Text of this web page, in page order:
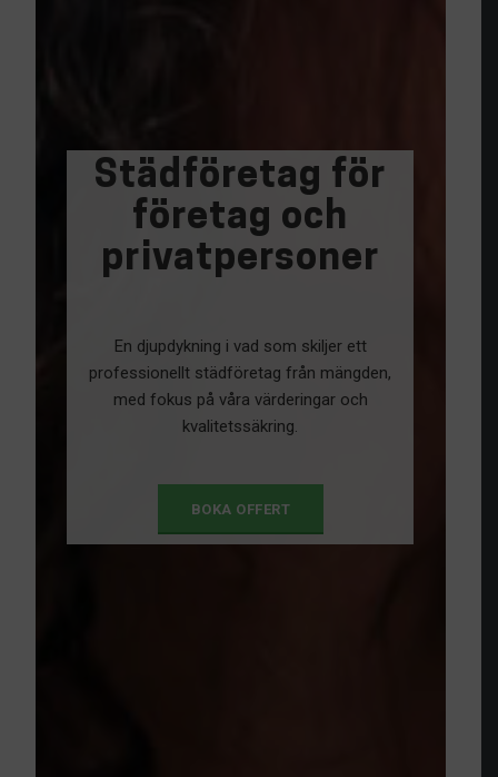
Städföretag för
företag och
privatpersoner
En djupdykning i vad som skiljer ett
professionellt städföretag från mängden,
med fokus på våra värderingar och
kvalitetssäkring.
BOKA OFFERT